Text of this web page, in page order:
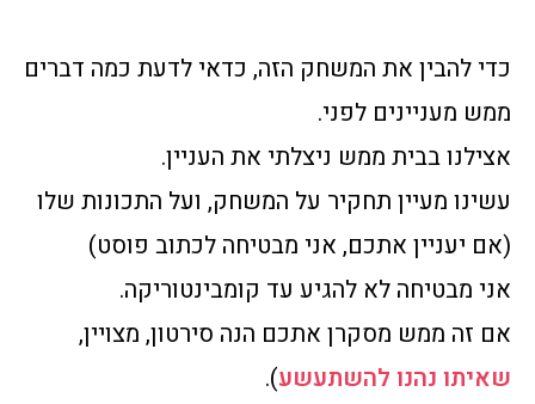
כדי להבין את המשחק הזה, כדאי לדעת כמה דברים
ממש מעניינים לפני.
אצילנו בבית ממש ניצלתי את העניין.
עשינו מעיין תחקיר על המשחק, ועל התכונות שלו
(אם יעניין אתכם, אני מבטיחה לכתוב פוסט)
אני מבטיחה לא להגיע עד קומבינטוריקה.
אם זה ממש מסקרן אתכם הנה סירטון, מצויין,
שאיתו נהנו להשתעשע).